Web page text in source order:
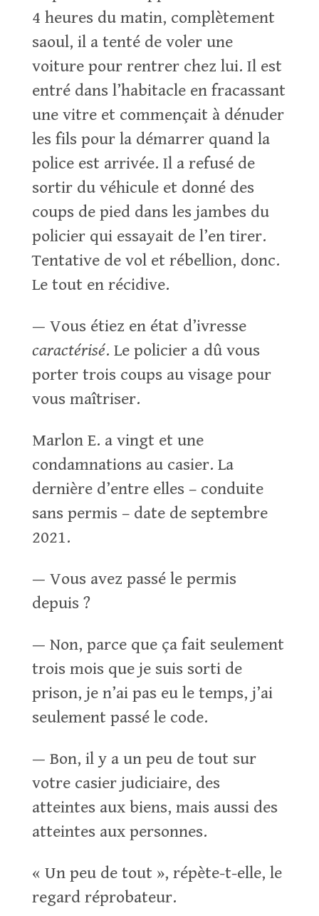
4 heures du matin, complètement
saoul, il a tenté de voler une
voiture pour rentrer chez lui. Il est
entré dans l’habitacle en fracassant
une vitre et commençait à dénuder
les fils pour la démarrer quand la
police est arrivée. Il a refusé de
sortir du véhicule et donné des
coups de pied dans les jambes du
policier qui essayait de l’en tirer.
Tentative de vol et rébellion, donc.
Le tout en récidive.
— Vous étiez en état d’ivresse
caractérisé. Le policier a dû vous
porter trois coups au visage pour
vous maîtriser.
Marlon E. a vingt et une
condamnations au casier. La
dernière d’entre elles – conduite
sans permis – date de septembre
2021.
— Vous avez passé le permis
depuis ?
— Non, parce que ça fait seulement
trois mois que je suis sorti de
prison, je n’ai pas eu le temps, j’ai
seulement passé le code.
— Bon, il y a un peu de tout sur
votre casier judiciaire, des
atteintes aux biens, mais aussi des
atteintes aux personnes.
« Un peu de tout », répète-t-elle, le
regard réprobateur.